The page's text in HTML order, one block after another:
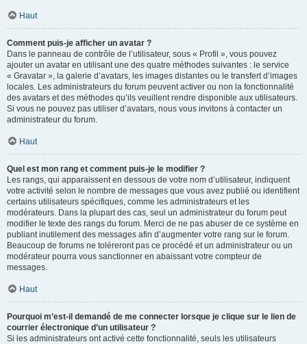
Haut
Comment puis-je afficher un avatar ?
Dans le panneau de contrôle de l’utilisateur, sous « Profil », vous pouvez
ajouter un avatar en utilisant une des quatre méthodes suivantes : le service
« Gravatar », la galerie d’avatars, les images distantes ou le transfert d’images
locales. Les administrateurs du forum peuvent activer ou non la fonctionnalité
des avatars et des méthodes qu’ils veuillent rendre disponible aux utilisateurs.
Si vous ne pouvez pas utiliser d’avatars, nous vous invitons à contacter un
administrateur du forum.
Haut
Quel est mon rang et comment puis-je le modifier ?
Les rangs, qui apparaissent en dessous de votre nom d’utilisateur, indiquent
votre activité selon le nombre de messages que vous avez publié ou identifient
certains utilisateurs spécifiques, comme les administrateurs et les
modérateurs. Dans la plupart des cas, seul un administrateur du forum peut
modifier le texte des rangs du forum. Merci de ne pas abuser de ce système en
publiant inutilement des messages afin d’augmenter votre rang sur le forum.
Beaucoup de forums ne toléreront pas ce procédé et un administrateur ou un
modérateur pourra vous sanctionner en abaissant votre compteur de
messages.
Haut
Pourquoi m’est-il demandé de me connecter lorsque je clique sur le lien de
courrier électronique d’un utilisateur ?
Si les administrateurs ont activé cette fonctionnalité, seuls les utilisateurs